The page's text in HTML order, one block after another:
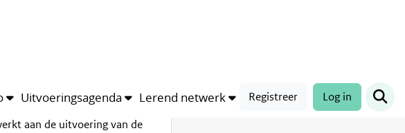
Uitvoeringsagenda Lerend netwerk Registreer Log in
cultuur, onderwijs en
aan de uitvoering van de